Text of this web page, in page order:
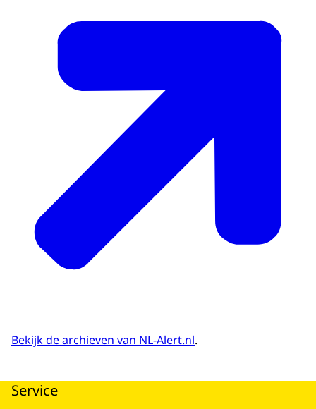
Bekijk de archieven van NL-Alert.nl.
Service